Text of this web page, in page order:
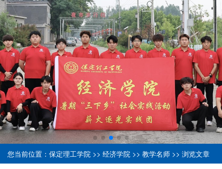
您当前位置： 保定理工学院 >> 经济学院 >> 教学名师 >> 浏览文章